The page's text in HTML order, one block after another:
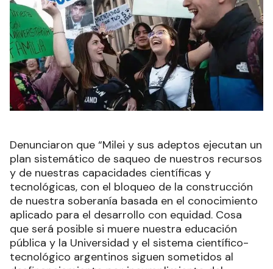
Denunciaron que “Milei y sus adeptos ejecutan un
plan sistemático de saqueo de nuestros recursos
y de nuestras capacidades científicas y
tecnológicas, con el bloqueo de la construcción
de nuestra soberanía basada en el conocimiento
aplicado para el desarrollo con equidad. Cosa
que será posible si muere nuestra educación
pública y la Universidad y el sistema científico-
tecnológico argentinos siguen sometidos al